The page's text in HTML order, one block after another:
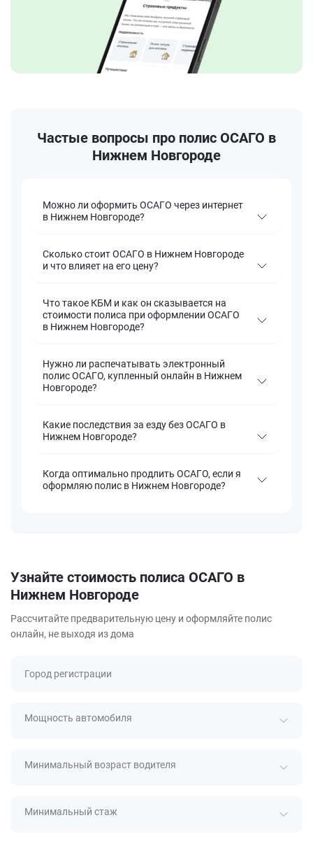
Частые вопросы про полис ОСАГО в
Нижнем Новгороде
Можно ли оформить ОСАГО через интернет
в Нижнем Новгороде?
Сколько стоит ОСАГО в Нижнем Новгороде
и что влияет на его цену?
Что такое КБМ и как он сказывается на
стоимости полиса при оформлении ОСАГО
в Нижнем Новгороде?
Нужно ли распечатывать электронный
полис ОСАГО, купленный онлайн в Нижнем
Новгороде?
Какие последствия за езду без ОСАГО в
Нижнем Новгороде?
Когда оптимально продлить ОСАГО, если я
оформляю полис в Нижнем Новгороде?
Узнайте стоимость полиса ОСАГО в
Нижнем Новгороде
Рассчитайте предварительную цену и оформляйте полис
онлайн, не выходя из дома
Город регистрации
Мощность автомобиля
Минимальный возраст водителя
Минимальный стаж